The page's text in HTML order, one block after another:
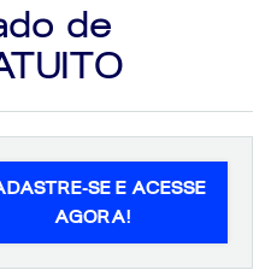
de
SE E ACESSE
AGORA!